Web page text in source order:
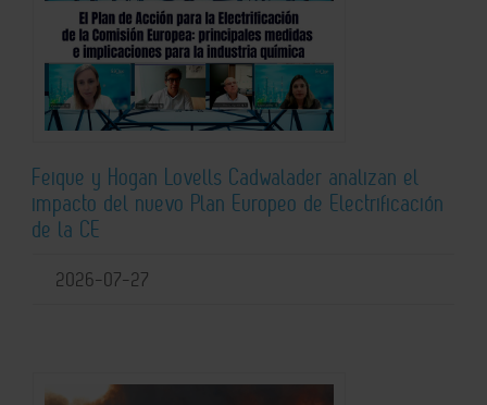
Feique y Hogan Lovells Cadwalader analizan el
impacto del nuevo Plan Europeo de Electrificación
de la CE
2026-07-27